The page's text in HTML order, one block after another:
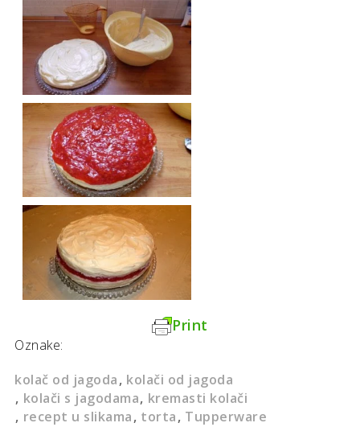
Print
Oznake:
kolač od jagoda kolači od jagoda
kolači s jagodama kremasti kolači
recept u slikama torta Tupperware